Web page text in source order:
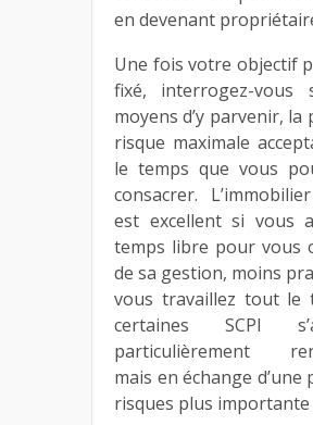
en devenant
Une fois votre objectif
fixé, interrogez-vous
moyens d’y parvenir, la
risque maximale
le temps que vous
consacrer.
est excellent si vous
temps libre pour vous
de sa gestion, moins
vous travaillez tout le
certaines SCPI
particulièrement
mais en échange d’une
risques plus importante